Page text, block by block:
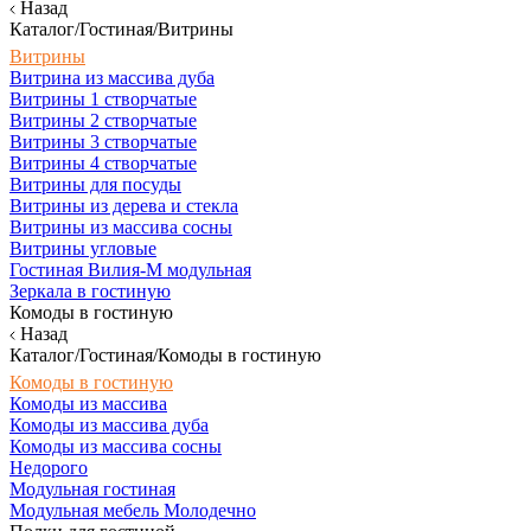
Назад
Каталог/Гостиная/Витрины
Витрины
Витрина из массива дуба
Витрины 1 створчатые
Витрины 2 створчатые
Витрины 3 створчатые
Витрины 4 створчатые
Витрины для посуды
Витрины из дерева и стекла
Витрины из массива сосны
Витрины угловые
Гостиная Вилия-М модульная
Зеркала в гостиную
Комоды в гостиную
Назад
Каталог/Гостиная/Комоды в гостиную
Комоды в гостиную
Комоды из массива
Комоды из массива дуба
Комоды из массива сосны
Недорого
Модульная гостиная
Модульная мебель Молодечно